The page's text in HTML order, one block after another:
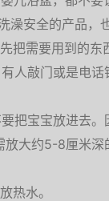
澡安全的产品，
把需要用到的东
人敲门或是电
把宝宝放进去
大约5-8厘米
热水。